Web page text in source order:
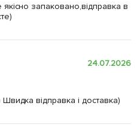
запаковано,відправка в
24.07.2026
відправка і доставка)